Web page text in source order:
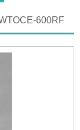
600RF